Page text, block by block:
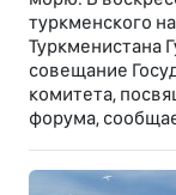
туркменского
Туркменистана
совещание
комитета,
форума,